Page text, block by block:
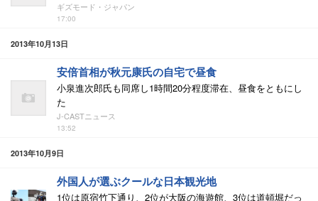
ギズモード・ジャパン
17:00
2013年10月13日
安倍首相が秋元康氏の自宅で昼食
小泉進次郎氏も同席し1時間20分程度滞在、昼食をともにし
た
J-CASTニュース
13:52
2013年10月9日
外国人が選ぶクールな日本観光地
1位は原宿竹下通り、2位が大阪の海遊館、3位は道頓堀だっ